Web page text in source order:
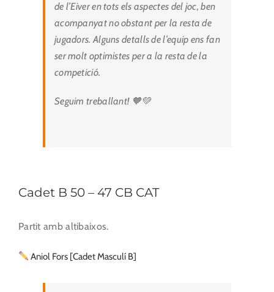
de l’Eiver en tots els aspectes del joc, ben
acompanyat no obstant per la resta de
jugadors. Alguns detalls de l’equip ens fan
ser molt optimistes per a la resta de la
competició.
Seguim treballant! 🧡💚
Cadet B 50 – 47 CB CAT
Partit amb altibaixos.
Aniol Fors [Cadet Masculí B]